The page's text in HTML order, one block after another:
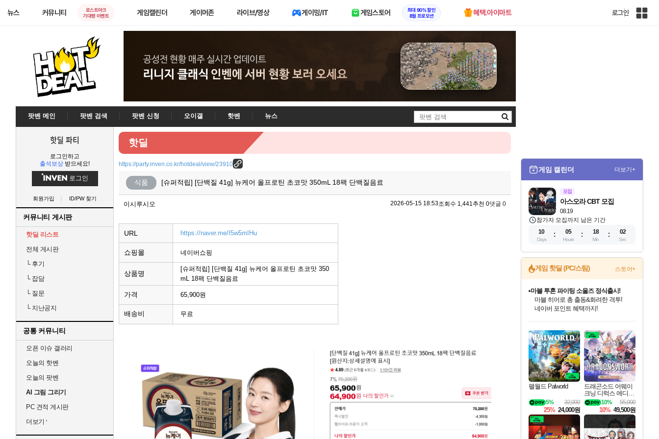
뉴스 커뮤니티
로스트아크
기대평 이벤트
게임캘린더 게이머존 라이브/영상 게이밍/IT 게임스토어
최대 90% 할인
8월 프로모션
혜택.아이마트 로그인
인
팟벤 메인 팟벤 검색 팟벤 신청 오이갤 핫벤
뉴스
검
색
핫딜 파티
로그인하고
출석보상 받으세요!
로그인
회원가입 ID/PW 찾기
커뮤니티 게시판
핫딜 리스트
전체 게시판
└후기
└잡담
└질문
└지난공지
공통 커뮤니티
오픈 이슈 갤러리
오늘의 핫벤
오늘의 팟벤
AI 그림 그리기
PC 견적 게시판
더보기
핫딜
https://party.inven.co.kr/hotdeal/view/23910
식품 [슈퍼적립] [단백질 41g] 뉴케어 올프로틴 초코맛 350mL 18팩 단백질음료
이시루시오 2026-05-15 18:53조회수 1,441추천 0댓글 0
URL https://naver.me/I5w5mIHu
쇼핑몰 네이버쇼핑
상품명
[슈퍼적립] [단백질 41g] 뉴케어 올프로틴 초코맛 350
mL 18팩 단백질음료
가격 65,900원
배송비 무료
게임 캘린더 더보기+
모집
08.19
아스오라 CBT 모집
참가자 모집까지 남은 기간
10
Days
05
Hours
18
Min
01
Sec
게임 핫딜 (PC/스팀) 스토어+
최대 90% 할인가를 만나보세요!
네이버혜택과 함께 만나보세요!
50%할인&추가 적립까지!
마블 투혼 파이팅 소울즈 정식출시!
마블 히어로 총 출동&화려한 격투!
네이버 포인트 혜택까지!
이니&베니 혜택까지!
네이버 혜택가와 함께 예약하세요!
할인&네이버혜택으로 만나보세요!
네이버페이 혜택과 만나보세요!
40주년 프로모션으로 만나보세요!
할인가에 만나보세요!
일부 에디션 상시 할인!
혜택으로 예약 판매 중
편안하게 충전하세요
팰월드 Palworld
32,000
5%
25% 24,000원
드래곤소드 어웨이
크닝 디럭스 에디션
DragonSword Awake
ning Deluxe Edition
55,000
10%
10% 49,500원